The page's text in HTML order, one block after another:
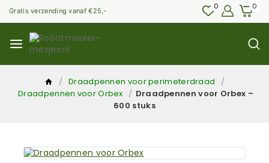
Gratis verzending vanaf €25,- 0 0
/ Draadpennen voor perimeterdraad
/
Draadpennen voor Orbex / Draadpennen voor Orbex –
600 stuks